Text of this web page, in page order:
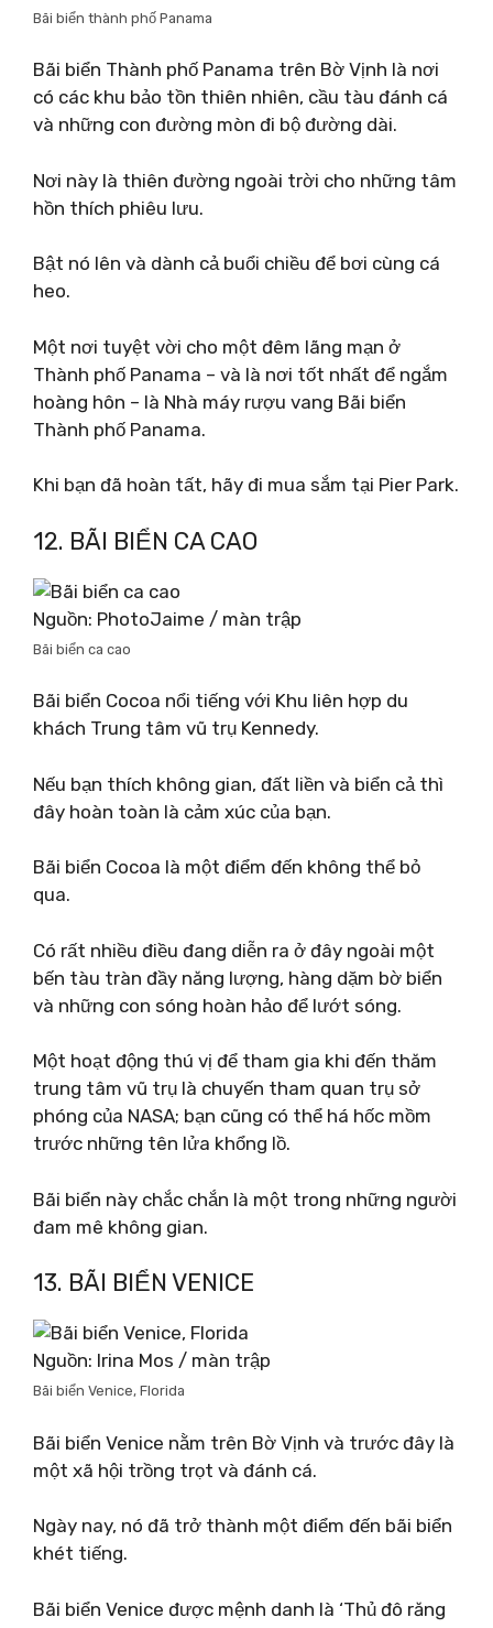
Bãi biển thành phố Panama
Bãi biển Thành phố Panama trên Bờ Vịnh là nơi
có các khu bảo tồn thiên nhiên, cầu tàu đánh cá
và những con đường mòn đi bộ đường dài.
Nơi này là thiên đường ngoài trời cho những tâm
hồn thích phiêu lưu.
Bật nó lên và dành cả buổi chiều để bơi cùng cá
heo.
Một nơi tuyệt vời cho một đêm lãng mạn ở
Thành phố Panama – và là nơi tốt nhất để ngắm
hoàng hôn – là Nhà máy rượu vang Bãi biển
Thành phố Panama.
Khi bạn đã hoàn tất, hãy đi mua sắm tại Pier Park.
12. BÃI BIỂN CA CAO
Nguồn: PhotoJaime / màn trập
Bãi biển ca cao
Bãi biển Cocoa nổi tiếng với Khu liên hợp du
khách Trung tâm vũ trụ Kennedy.
Nếu bạn thích không gian, đất liền và biển cả thì
đây hoàn toàn là cảm xúc của bạn.
Bãi biển Cocoa là một điểm đến không thể bỏ
qua.
Có rất nhiều điều đang diễn ra ở đây ngoài một
bến tàu tràn đầy năng lượng, hàng dặm bờ biển
và những con sóng hoàn hảo để lướt sóng.
Một hoạt động thú vị để tham gia khi đến thăm
trung tâm vũ trụ là chuyến tham quan trụ sở
phóng của NASA; bạn cũng có thể há hốc mồm
trước những tên lửa khổng lồ.
Bãi biển này chắc chắn là một trong những người
đam mê không gian.
13. BÃI BIỂN VENICE
Nguồn: Irina Mos / màn trập
Bãi biển Venice, Florida
Bãi biển Venice nằm trên Bờ Vịnh và trước đây là
một xã hội trồng trọt và đánh cá.
Ngày nay, nó đã trở thành một điểm đến bãi biển
khét tiếng.
Bãi biển Venice được mệnh danh là ‘Thủ đô răng